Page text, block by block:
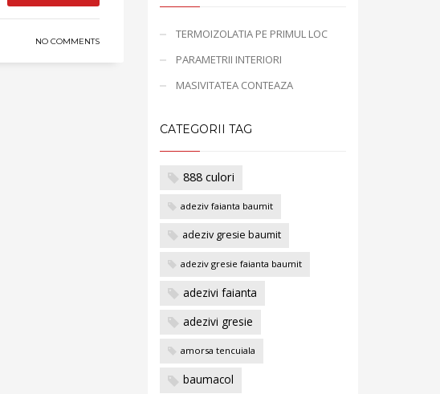
NO COMMENTS
TERMOIZOLATIA PE PRIMUL LOC
PARAMETRII INTERIORI
MASIVITATEA CONTEAZA
CATEGORII TAG
888 culori
adeziv faianta baumit
adeziv gresie baumit
adeziv gresie faianta baumit
adezivi faianta
adezivi gresie
amorsa tencuiala
baumacol